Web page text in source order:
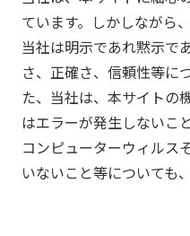
ています。しかしながら
当社は明示であれ黙示で
さ、正確さ、信頼性等に
た、当社は、本サイトの
はエラーが発生しないこ
コンピューターウィルス
いないこと等についても